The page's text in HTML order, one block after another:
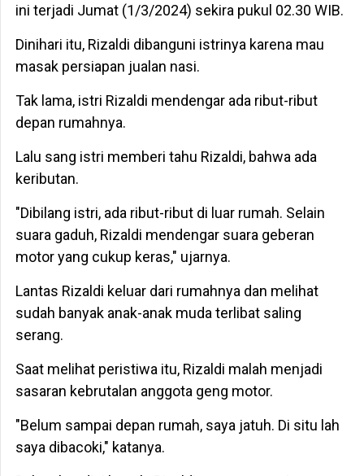
ini terjadi Jumat (1/3/2024) sekira pukul 02.30 WIB.
Dinihari itu, Rizaldi dibanguni istrinya karena mau
masak persiapan jualan nasi.
Tak lama, istri Rizaldi mendengar ada ribut-ribut
depan rumahnya.
Lalu sang istri memberi tahu Rizaldi, bahwa ada
keributan.
"Dibilang istri, ada ribut-ribut di luar rumah. Selain
suara gaduh, Rizaldi mendengar suara geberan
motor yang cukup keras," ujarnya.
Lantas Rizaldi keluar dari rumahnya dan melihat
sudah banyak anak-anak muda terlibat saling
serang.
Saat melihat peristiwa itu, Rizaldi malah menjadi
sasaran kebrutalan anggota geng motor.
"Belum sampai depan rumah, saya jatuh. Di situ lah
saya dibacoki," katanya.